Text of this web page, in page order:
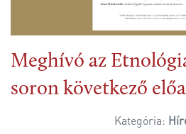
Meghívó az
soron következő
Kategória: